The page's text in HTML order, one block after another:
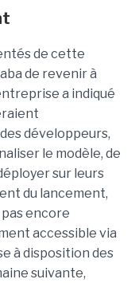
de cette
de revenir à
a indiqué
développeurs,
le modèle, de
sur leurs
du lancement,
encore
accessible via
à disposition des
suivante,